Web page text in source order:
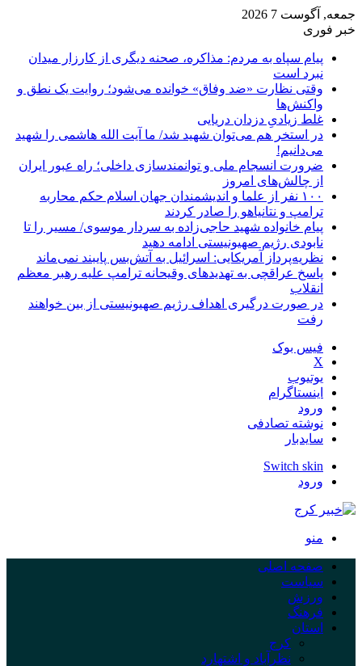
جمعه, آگوست 7 2026
خبر فوری
پیام سپاه به مردم: مذاکره، صحنه دیگری از کارزار میدان
نبرد است
وقتی نظارت «ضد وفاق» خوانده می‌شود؛ روایت یک نطق و
واکنش‌ها
غلط زیادیِ دزدان دریایی
در استخر هم می‌توان شهید شد/ ما آیت الله هاشمی را شهید
می‌دانیم!
ضرورت انسجام ملی و توانمندسازی داخلی؛ راه عبور ایران
از چالش‌های امروز
۱۰۰ نفر از علما و اندیشمندان جهان اسلام حکم محاربه
ترامپ و نتانیاهو را صادر کردند
پیام خانواده شهید حاجی‌زاده به سردار موسوی/ مسیر را تا
نابودی رژیم صهیونیستی ادامه دهید
نظریه‌پرداز آمریکایی: اسرائیل به آتش‌بس پایبند نمی‌ماند
پاسخ عراقچی به تهدیدهای وقیحانه ترامپ علیه رهبر معظم
انقلاب
در صورت درگیری اهداف رژیم صهیونیستی از بین خواهند
رفت
فیس بوک
X
یوتیوب
اینستاگرام
ورود
نوشته تصادفی
سایدبار
Switch skin
ورود
منو
صفحه اصلی
سیاست
ورزش
فرهنگ
استان
کرج
نظرآباد و اشتهارد